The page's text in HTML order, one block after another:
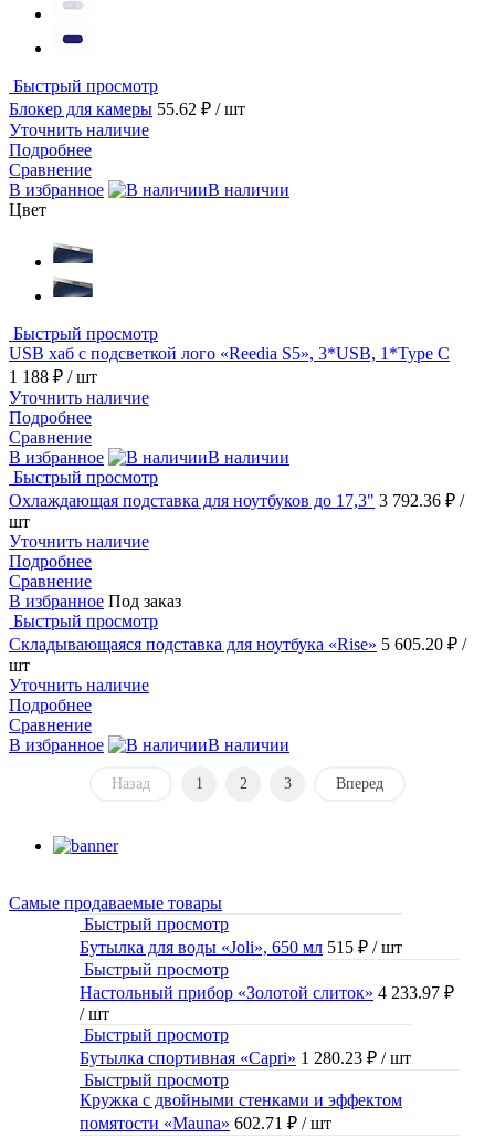
Быстрый просмотр
Блокер для камеры 55.62 ₽ / шт
Уточнить наличие
Подробнее
Сравнение
В избранное
В наличии
Цвет
Быстрый просмотр
USB хаб с подсветкой лого «Reedia S5», 3*USB, 1*Type C
1 188 ₽ / шт
Уточнить наличие
Подробнее
Сравнение
В избранное
В наличии
Быстрый просмотр
Охлаждающая подставка для ноутбуков до 17,3" 3 792.36 ₽ /
шт
Уточнить наличие
Подробнее
Сравнение
В избранное Под заказ
Быстрый просмотр
Складывающаяся подставка для ноутбука «Rise» 5 605.20 ₽ /
шт
Уточнить наличие
Подробнее
Сравнение
В избранное
В наличии
Назад 1 2 3 Вперед
Самые продаваемые товары
Быстрый просмотр
Бутылка для воды «Joli», 650 мл 515 ₽ / шт
Быстрый просмотр
Настольный прибор «Золотой слиток» 4 233.97 ₽
/ шт
Быстрый просмотр
Бутылка спортивная «Capri» 1 280.23 ₽ / шт
Быстрый просмотр
Кружка с двойными стенками и эффектом
помятости «Mauna» 602.71 ₽ / шт